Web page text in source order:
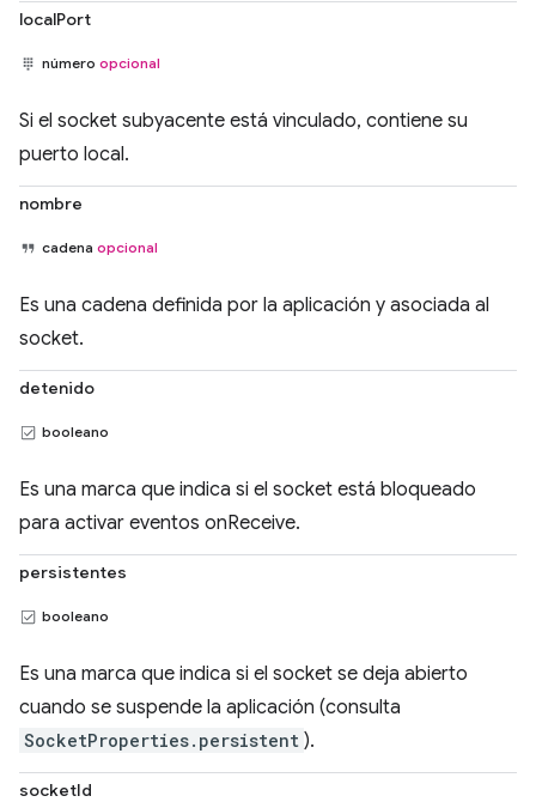
localPort
número opcional
Si el socket subyacente está vinculado, contiene su
puerto local.
nombre
cadena opcional
Es una cadena definida por la aplicación y asociada al
socket.
detenido
booleano
Es una marca que indica si el socket está bloqueado
para activar eventos onReceive.
persistentes
booleano
Es una marca que indica si el socket se deja abierto
cuando se suspende la aplicación (consulta
SocketProperties.persistent ).
socketId